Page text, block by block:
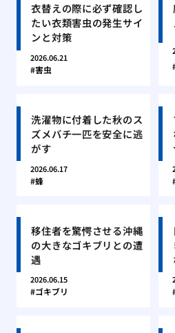
衣替えの際に必ず確認し
たい衣類害虫の発生サイ
ンと対策
2026.06.21
害虫
洗濯物に付着した秋のス
ズメバチ一匹を安全に逃
がす
2026.06.17
蜂
移住者を驚愕させる沖縄
の大きなゴキブリとの遭
遇
2026.06.15
ゴキブリ